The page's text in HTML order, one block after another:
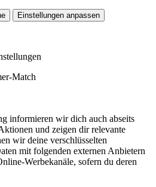
Einstellungen anpassen
Match
informieren wir dich auch abseits
und zeigen dir relevante
wir deine verschlüsselten
mit folgenden externen Anbietern
Werbekanäle, sofern du deren